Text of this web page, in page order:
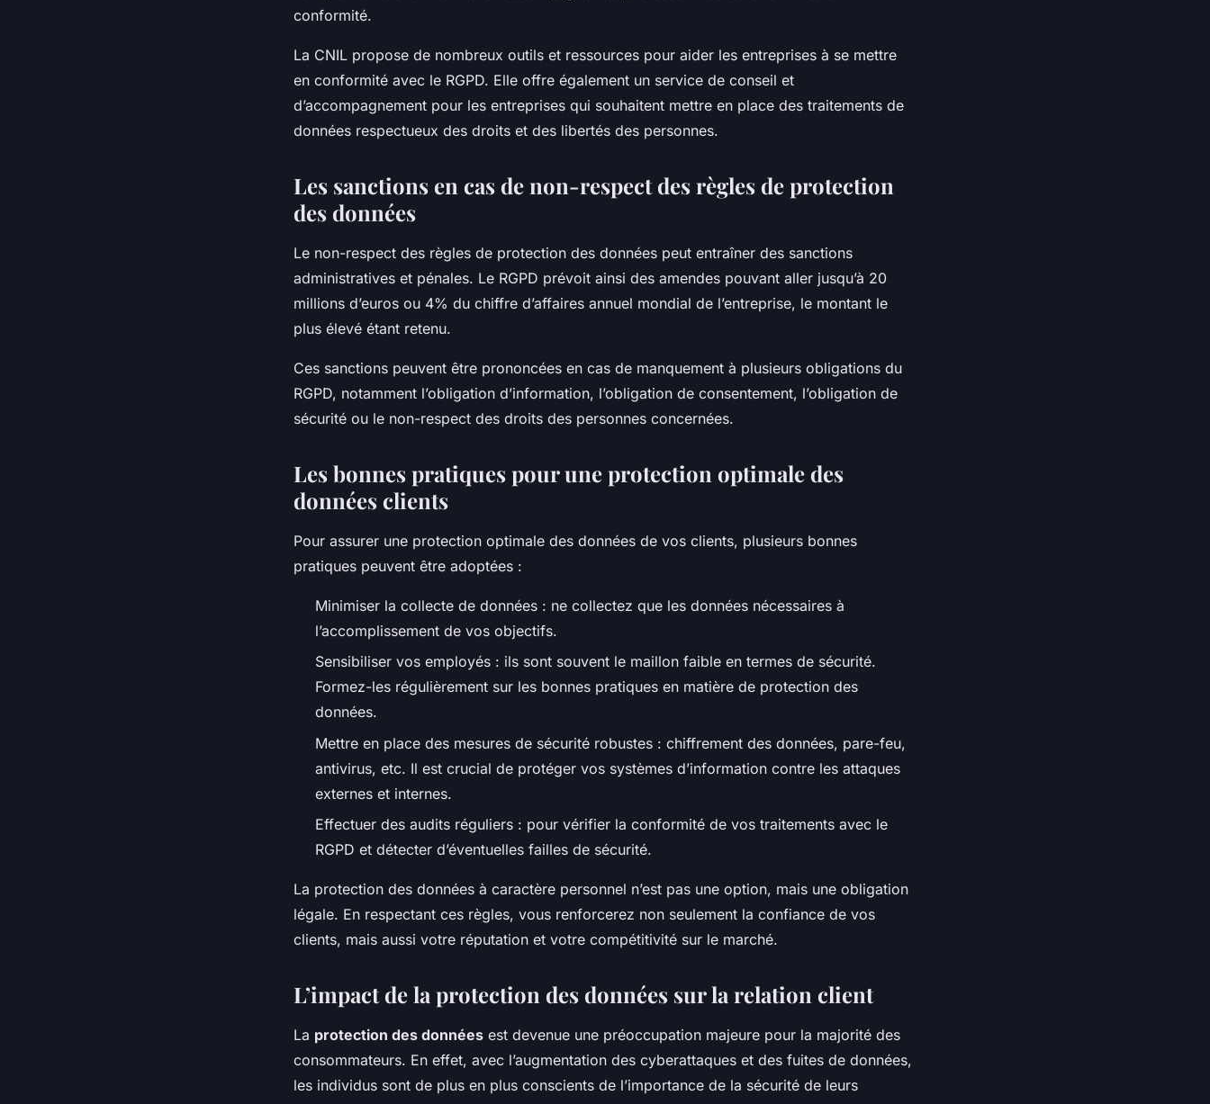
conformité.
La CNIL propose de nombreux outils et ressources pour aider les entreprises à se mettre
en conformité avec le RGPD. Elle offre également un service de conseil et
d’accompagnement pour les entreprises qui souhaitent mettre en place des traitements de
données respectueux des droits et des libertés des personnes.
Les sanctions en cas de non-respect des règles de protection
des données
Le non-respect des règles de protection des données peut entraîner des sanctions
administratives et pénales. Le RGPD prévoit ainsi des amendes pouvant aller jusqu’à 20
millions d’euros ou 4% du chiffre d’affaires annuel mondial de l’entreprise, le montant le
plus élevé étant retenu.
Ces sanctions peuvent être prononcées en cas de manquement à plusieurs obligations du
RGPD, notamment l’obligation d’information, l’obligation de consentement, l’obligation de
sécurité ou le non-respect des droits des personnes concernées.
Les bonnes pratiques pour une protection optimale des
données clients
Pour assurer une protection optimale des données de vos clients, plusieurs bonnes
pratiques peuvent être adoptées :
Minimiser la collecte de données : ne collectez que les données nécessaires à
l’accomplissement de vos objectifs.
Sensibiliser vos employés : ils sont souvent le maillon faible en termes de sécurité.
Formez-les régulièrement sur les bonnes pratiques en matière de protection des
données.
Mettre en place des mesures de sécurité robustes : chiffrement des données, pare-feu,
antivirus, etc. Il est crucial de protéger vos systèmes d’information contre les attaques
externes et internes.
Effectuer des audits réguliers : pour vérifier la conformité de vos traitements avec le
RGPD et détecter d’éventuelles failles de sécurité.
La protection des données à caractère personnel n’est pas une option, mais une obligation
légale. En respectant ces règles, vous renforcerez non seulement la confiance de vos
clients, mais aussi votre réputation et votre compétitivité sur le marché.
L’impact de la protection des données sur la relation client
La protection des données est devenue une préoccupation majeure pour la majorité des
consommateurs. En effet, avec l’augmentation des cyberattaques et des fuites de données,
les individus sont de plus en plus conscients de l’importance de la sécurité de leurs